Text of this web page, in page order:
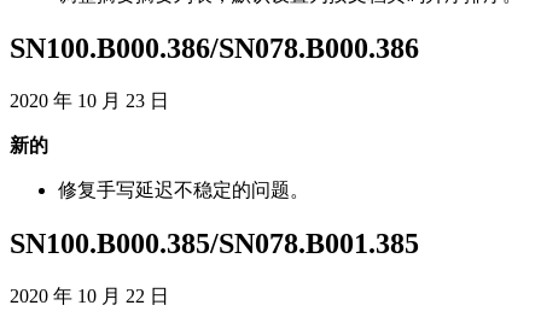
SN100.B000.386/SN078.B000.386
2020 年 10 月 23 日
新的
修复手写延迟不稳定的问题。
SN100.B000.385/SN078.B001.385
2020 年 10 月 22 日